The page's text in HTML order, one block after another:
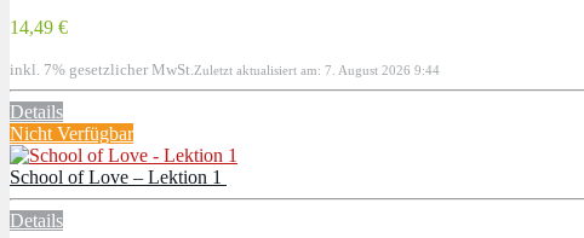
14,49 €
inkl. 7% gesetzlicher MwSt. Zuletzt aktualisiert am: 7. August 2026 9:44
Details
Nicht Verfügbar
School of Love – Lektion 1
Details